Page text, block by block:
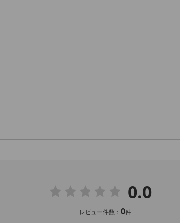
0.0
レビュー件数： 0件